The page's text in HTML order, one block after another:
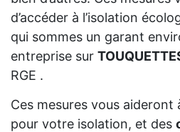
d’accéder à l’isolation
qui sommes un garant
entreprise sur
RGE .
Ces mesures vous
pour votre isolation, et des